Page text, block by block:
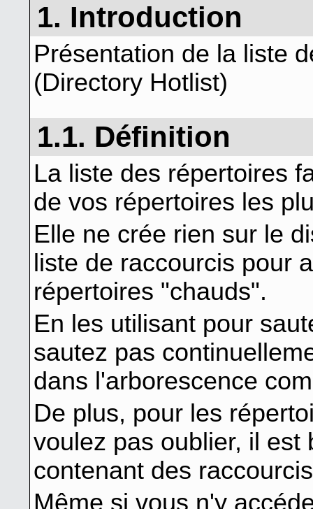
1. Introduction
Présentation de la liste
(Directory Hotlist)
1.1. Définition
La liste des répertoires
de vos répertoires les
Elle ne crée rien sur le
liste de raccourcis pour
répertoires "chauds".
En les utilisant pour
sautez pas
dans l'arborescence
De plus, pour les
voulez pas oublier, il est
contenant des
Même si vous n'y